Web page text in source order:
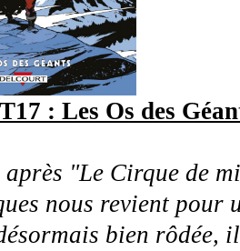
: Les Os des
"Le Cirque de
nous revient pour
bien rôdée,